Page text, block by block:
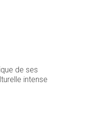
de ses
intense